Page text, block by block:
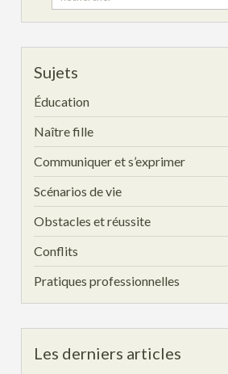
for:
Sujets
Éducation
Naître fille
Communiquer et s’exprimer
Scénarios de vie
Obstacles et réussite
Conflits
Pratiques professionnelles
Les derniers articles